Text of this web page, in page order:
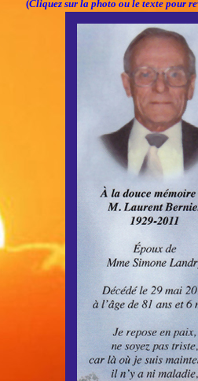
(Cliquez sur la photo ou le texte pour